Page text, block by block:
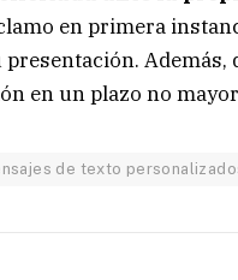
en primera
en un plazo no
de texto